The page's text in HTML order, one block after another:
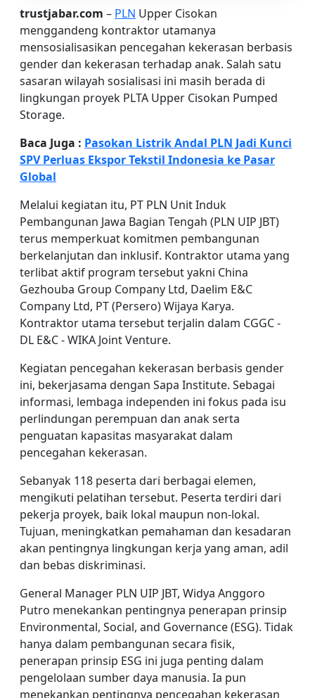
trustjabar.com – PLN Upper Cisokan
menggandeng kontraktor utamanya
mensosialisasikan pencegahan kekerasan berbasis
gender dan kekerasan terhadap anak. Salah satu
sasaran wilayah sosialisasi ini masih berada di
lingkungan proyek PLTA Upper Cisokan Pumped
Storage.
Baca Juga : Pasokan Listrik Andal PLN Jadi Kunci
SPV Perluas Ekspor Tekstil Indonesia ke Pasar
Global
Melalui kegiatan itu, PT PLN Unit Induk
Pembangunan Jawa Bagian Tengah (PLN UIP JBT)
terus memperkuat komitmen pembangunan
berkelanjutan dan inklusif. Kontraktor utama yang
terlibat aktif program tersebut yakni China
Gezhouba Group Company Ltd, Daelim E&C
Company Ltd, PT (Persero) Wijaya Karya.
Kontraktor utama tersebut terjalin dalam CGGC -
DL E&C - WIKA Joint Venture.
Kegiatan pencegahan kekerasan berbasis gender
ini, bekerjasama dengan Sapa Institute. Sebagai
informasi, lembaga independen ini fokus pada isu
perlindungan perempuan dan anak serta
penguatan kapasitas masyarakat dalam
pencegahan kekerasan.
Sebanyak 118 peserta dari berbagai elemen,
mengikuti pelatihan tersebut. Peserta terdiri dari
pekerja proyek, baik lokal maupun non-lokal.
Tujuan, meningkatkan pemahaman dan kesadaran
akan pentingnya lingkungan kerja yang aman, adil
dan bebas diskriminasi.
General Manager PLN UIP JBT, Widya Anggoro
Putro menekankan pentingnya penerapan prinsip
Environmental, Social, and Governance (ESG). Tidak
hanya dalam pembangunan secara fisik,
penerapan prinsip ESG ini juga penting dalam
pengelolaan sumber daya manusia. Ia pun
menekankan pentingnya pencegahan kekerasan